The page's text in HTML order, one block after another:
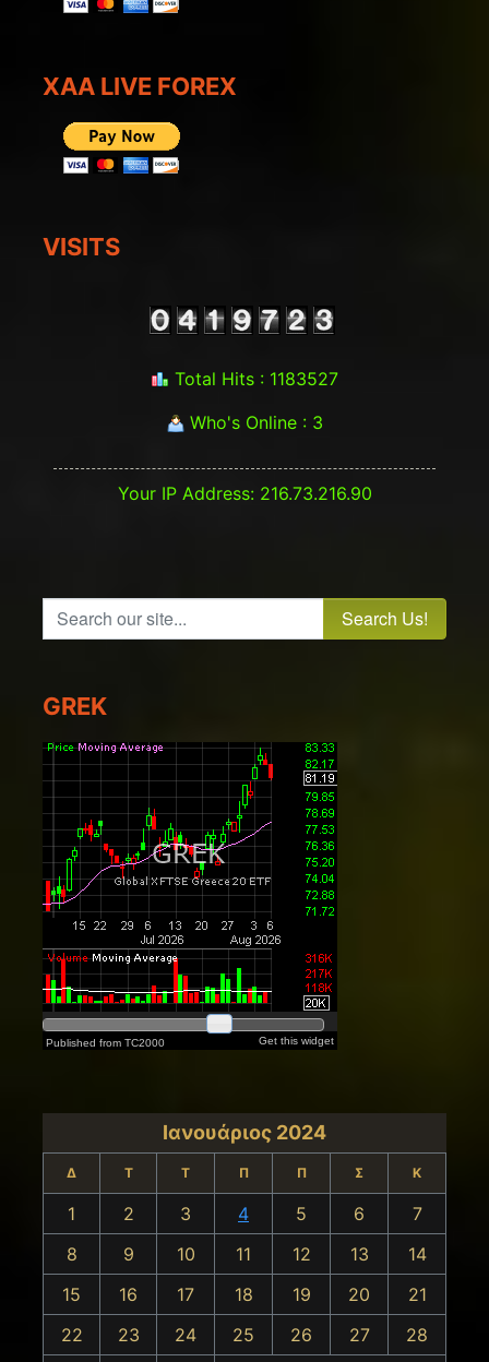
XAA LIVE FOREX
VISITS
Total Hits : 1183527
Who's Online : 3
Your IP Address: 216.73.216.90
Search our site...
GREK
Ιανουάριος 2024
Δ Τ Τ Π Π Σ Κ
1 2 3 4 5 6
7
8
9 10 11 12 13
14
15
16 17 18 19 20
21
22
23 24 25 26 27
28